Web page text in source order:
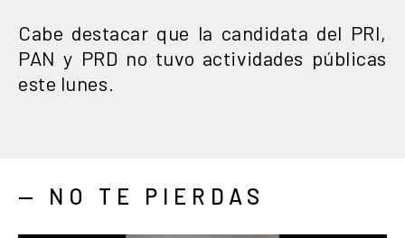
Cabe destacar que la candidata del PRI,
PAN y PRD no tuvo actividades públicas
este lunes.
— NO TE PIERDAS